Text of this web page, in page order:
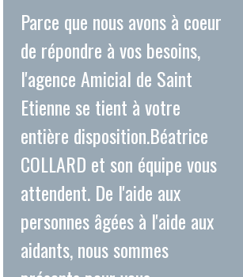
COLLARD et son équipe vous
attendent. De l'aide aux
personnes âgées à l'aide aux
aidants, nous sommes
présents pour vous.
Avec Amicial, c'est ici
commence votre autonomie.
SAINT ETIENNE